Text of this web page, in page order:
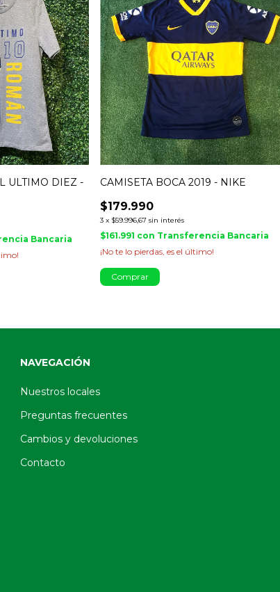
ULTIMO DIEZ -
Bancaria
CAMISETA BOCA 2019 - NIKE
$179.990
3 x $59.996,67 sin interés
$161.991 con Transferencia Bancaria
¡No te lo pierdas, es el último!
Comprar
NAVEGACIÓN
Nuestros locales
Preguntas frecuentes
Cambios y devoluciones
Contacto